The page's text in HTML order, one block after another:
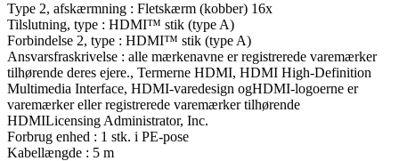
Type 2, afskærmning : Fletskærm (kobber) 16x
Tilslutning, type : HDMI™ stik (type A)
Forbindelse 2, type : HDMI™ stik (type A)
Ansvarsfraskrivelse : alle mærkenavne er registrerede varemærker
tilhørende deres ejere., Termerne HDMI, HDMI High-Definition
Multimedia Interface, HDMI-varedesign ogHDMI-logoerne er
varemærker eller registrerede varemærker tilhørende
HDMILicensing Administrator, Inc.
Forbrug enhed : 1 stk. i PE-pose
Kabellængde : 5 m